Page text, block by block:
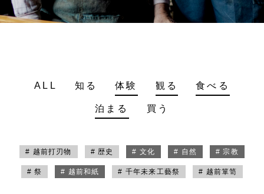
ALL 知る 体験 観る 食べる
泊まる 買う
# 越前打刃物 # 歴史 # 文化 # 自然 # 宗教
# 祭 # 越前和紙 # 千年未来工藝祭 # 越前箪笥